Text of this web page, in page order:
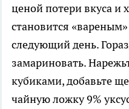
ценой потери вкуса и
становится
следующий день.
замариновать.
кубиками, добавьте
чайную ложку 9%